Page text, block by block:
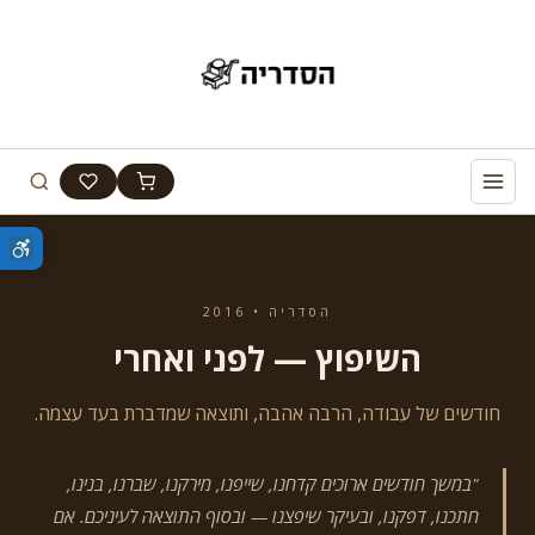
הסדריה • 2016
השיפוץ — לפני ואחרי
חודשים של עבודה, הרבה אהבה, ותוצאה שמדברת בעד עצמה.
"במשך חודשים ארוכים קדחנו, שייפנו, מירקנו, שברנו, בנינו,
חתכנו, דפקנו, ובעיקר שיפצנו — ובסוף התוצאה לעיניכם. אם